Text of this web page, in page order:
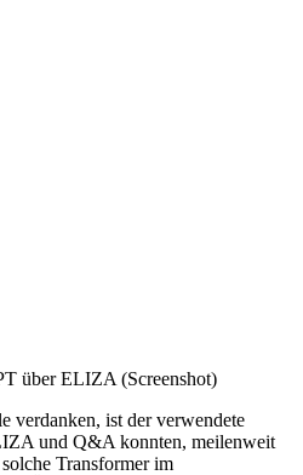
über ELIZA (Screenshot)
verdanken, ist der verwendete
und Q&A konnten, meilenweit
Transformer im